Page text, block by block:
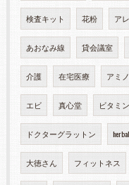
検査キット 花粉 ア
あおなみ線 貸会議室
介護 在宅医療 アミ
エビ 真心堂 ビタミ
ドクターグラットン
大徳さん フィットネス